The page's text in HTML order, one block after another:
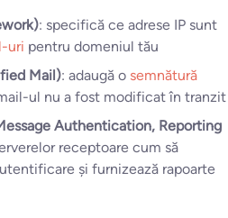
: specifică ce adrese IP sunt
uri pentru domeniul tău
Mail): adaugă o semnătură
ul nu a fost modificat în tranzit
Authentication, Reporting
receptoare cum să
și furnizează rapoarte